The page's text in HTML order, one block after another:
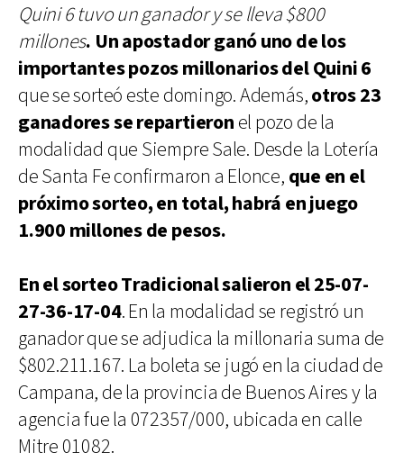
Quini 6 tuvo un ganador y se lleva $800
millones. Un apostador ganó uno de los
importantes pozos millonarios del Quini 6
que se sorteó este domingo. Además,otros 23
ganadores se repartieron el pozo de la
modalidad que Siempre Sale. Desde la Lotería
de Santa Fe confirmaron a Elonce, que en el
próximo sorteo, en total, habrá en juego
1.900 millones de pesos.
En el sorteo Tradicional salieron el 25-07-
27-36-17-04. En la modalidad se registró un
ganador que se adjudica la millonaria suma de
$802.211.167. La boleta se jugó en la ciudad de
Campana, de la provincia de Buenos Aires y la
agencia fue la 072357/000, ubicada en calle
Mitre 01082.